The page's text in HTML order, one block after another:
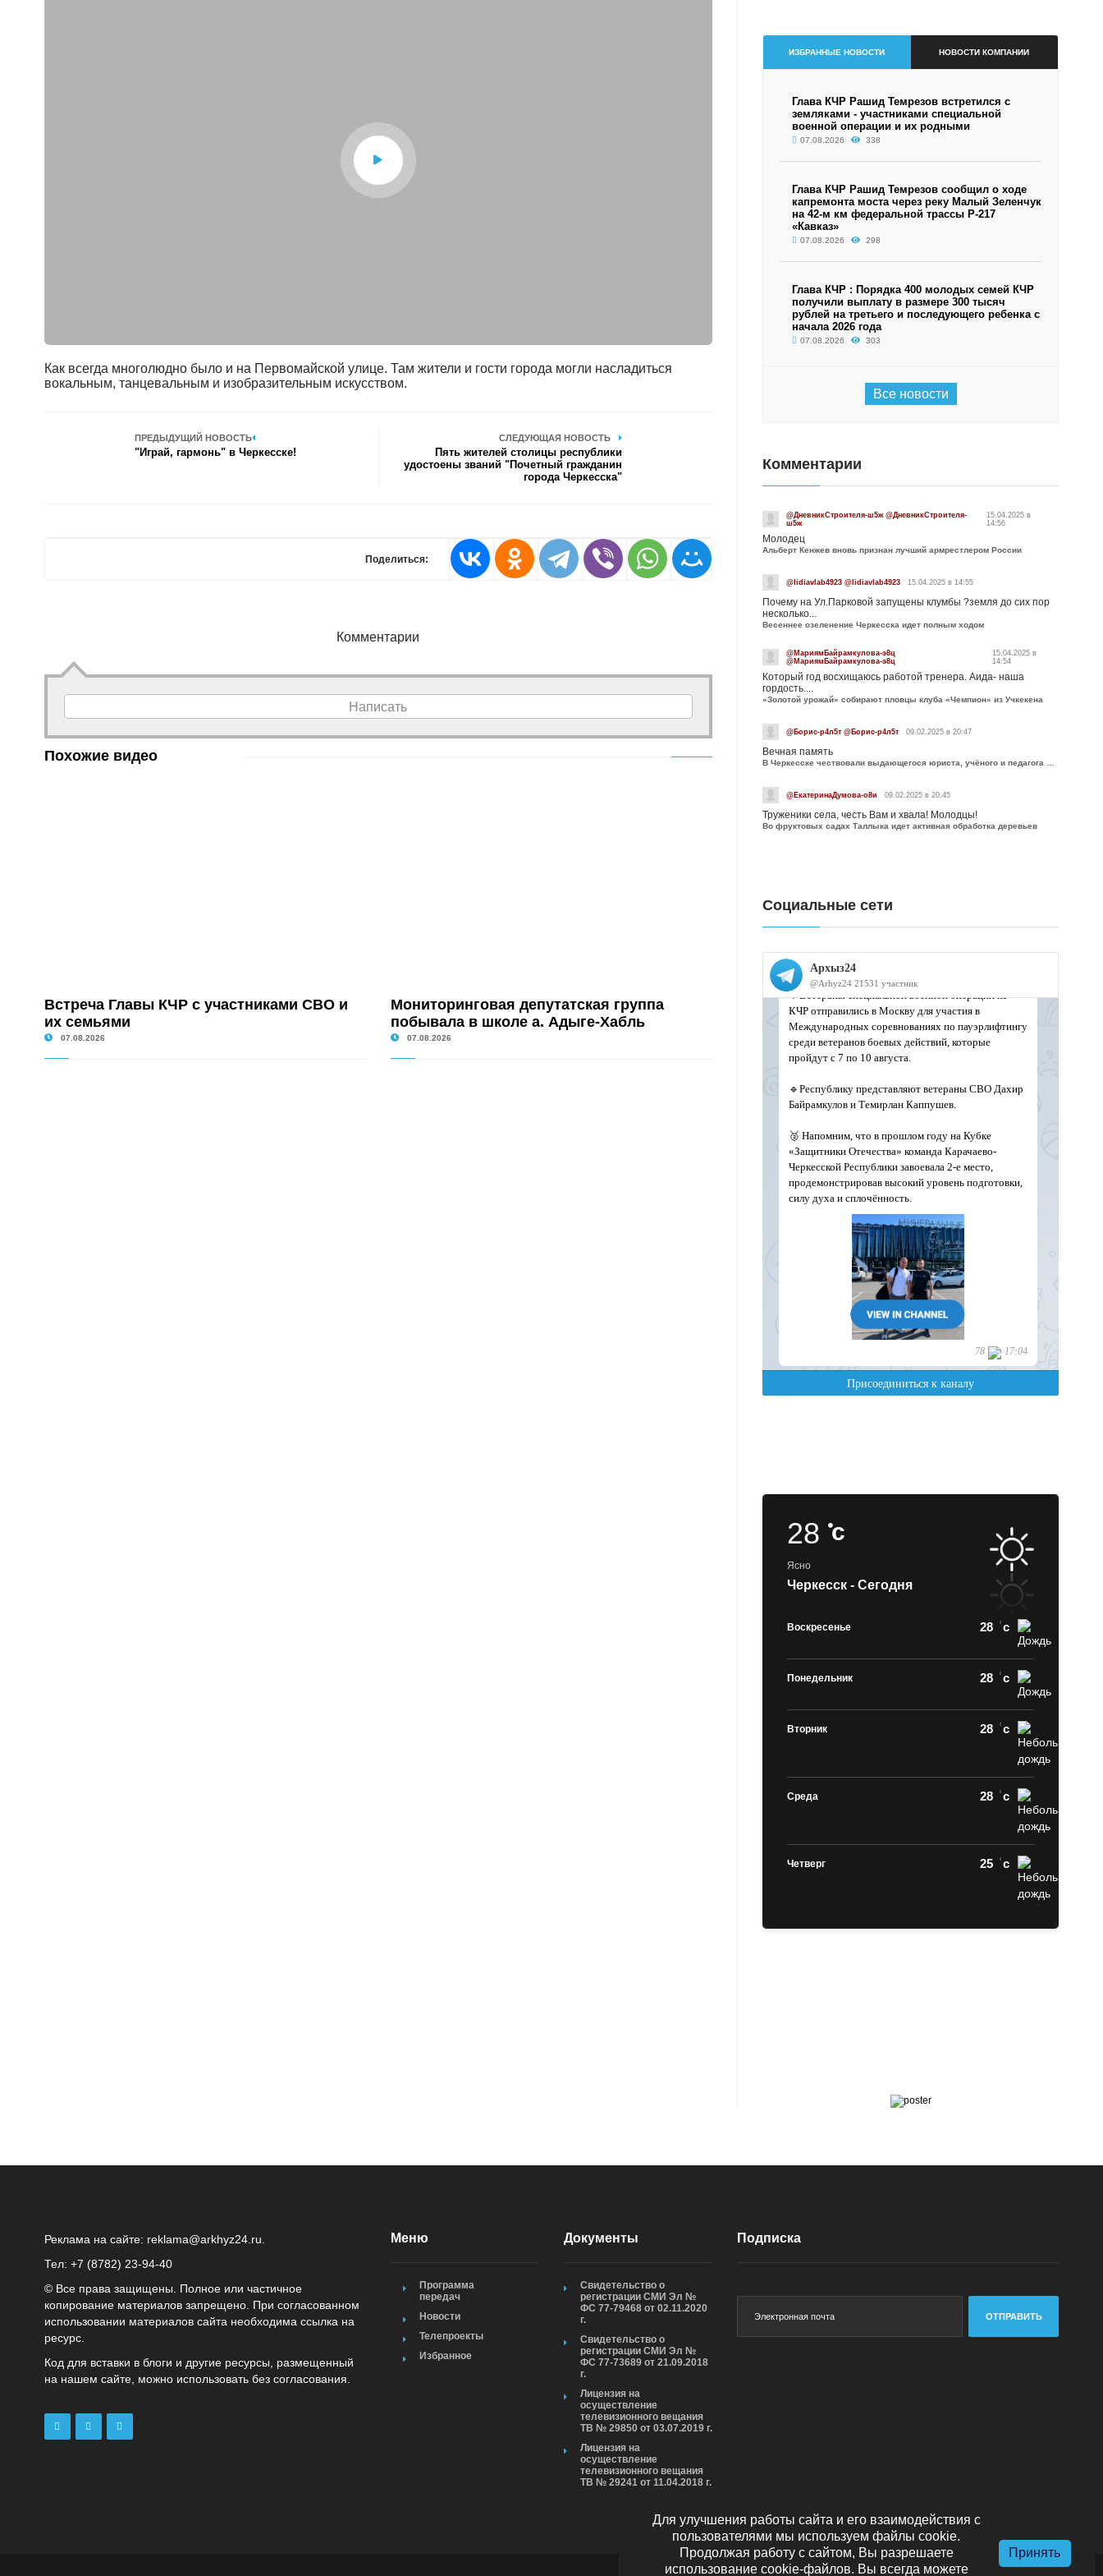
Как всегда многолюдно было и на Первомайской улице. Там жители и гости города могли насладиться
вокальным, танцевальным и изобразительным искусством.
ПРЕДЫДУЩИЙ НОВОСТЬ
"Играй, гармонь" в Черкесске!
СЛЕДУЮЩАЯ НОВОСТЬ
Пять жителей столицы республики
удостоены званий "Почетный гражданин
города Черкесска"
Поделиться:
Комментарии
Написать
Похожие видео
Встреча Главы КЧР с участниками СВО и
их семьями
07.08.2026
Мониторинговая депутатская группа
побывала в школе а. Адыге-Хабль
07.08.2026
ИЗБРАННЫЕ НОВОСТИ НОВОСТИ КОМПАНИИ
Глава КЧР Рашид Темрезов встретился с
земляками - участниками специальной
военной операции и их родными
07.08.2026 338
Глава КЧР Рашид Темрезов сообщил о ходе
капремонта моста через реку Малый Зеленчук
на 42-м км федеральной трассы Р-217
«Кавказ»
07.08.2026 298
Глава КЧР : Порядка 400 молодых семей КЧР
получили выплату в размере 300 тысяч
рублей на третьего и последующего ребенка с
начала 2026 года
07.08.2026 303
Все новости
Комментарии
@ДневникСтроителя-ш5ж @ДневникСтроителя-
ш5ж
15.04.2025 в
14:56
Молодец
Альберт Кенжев вновь признан лучший армрестлером России
@lidiavlab4923 @lidiavlab4923 15.04.2025 в 14:55
Почему на Ул.Парковой запущены клумбы ?земля до сих пор
несколько...
Весеннее озеленение Черкесска идет полным ходом
@МариямБайрамкулова-э8ц
@МариямБайрамкулова-э8ц
15.04.2025 в
14:54
Который год восхищаюсь работой тренера. Аида- наша
гордость....
«Золотой урожай» собирают пловцы клуба «Чемпион» из Учкекена
@Борис-р4л5т @Борис-р4л5т 09.02.2025 в 20:47
Вечная память
@ЕкатеринаДумова-о8и 09.02.2025 в 20:45
Труженики села, честь Вам и хвала! Молодцы!
Во фруктовых садах Таллыка идет активная обработка деревьев
Социальные сети
28c
Ясно
Черкесск - Сегодня
Воскресенье 28 c
Понедельник 28 c
Вторник 28 c
Среда 28 c
Четверг 25 c
Реклама на сайте: reklama@arkhyz24.ru
Тел: +7 (8782) 23‑94‑40
© Все права защищены. Полное или частичное
копирование материалов запрещено. При согласованном
использовании материалов сайта необходима ссылка на
ресурс.
Код для вставки в блоги и другие ресурсы, размещенный
на нашем сайте, можно использовать без согласования.
Меню
Программа
передач
Новости
Телепроекты
Избранное
Документы
Свидетельство о
регистрации СМИ Эл №
ФС 77-79468 от 02.11.2020
г.
Свидетельство о
регистрации СМИ Эл №
ФС 77-73689 от 21.09.2018
г.
Лицензия на
осуществление
телевизионного вещания
ТВ № 29850 от 03.07.2019 г.
Лицензия на
осуществление
телевизионного вещания
ТВ № 29241 от 11.04.2018 г.
Подписка
ОТПРАВИТЬ
Для улучшения работы сайта и его взаимодействия с
пользователями мы используем файлы cookie.
Продолжая работу с сайтом, Вы разрешаете
использование cookie-файлов. Вы всегда можете
Принять